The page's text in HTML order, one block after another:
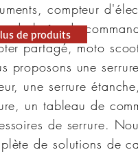
compteur
de boîte de
partagé, moto
proposons une
une serrure
un tableau de
de serrure.
de solutions de
de produits